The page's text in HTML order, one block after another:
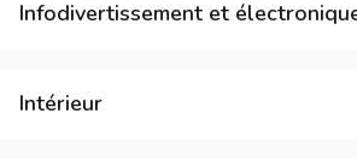
Infodivertissement et
Intérieur